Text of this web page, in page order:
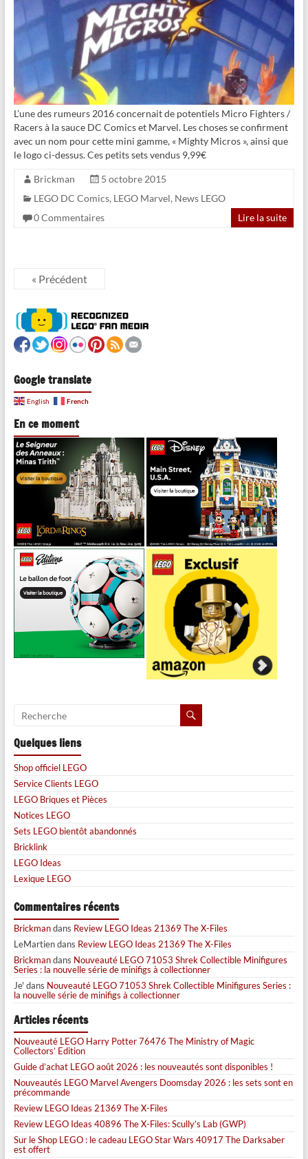
L’une des rumeurs 2016 concernait de potentiels Micro Fighters /
Racers à la sauce DC Comics et Marvel. Les choses se confirment
avec un nom pour cette mini gamme, « Mighty Micros », ainsi que
le logo ci-dessus. Ces petits sets vendus 9,99€
Brickman
5 octobre 2015
LEGO DC Comics, LEGO Marvel, News LEGO
0 Commentaires
Lire la suite
« Précédent
Google translate
English French
En ce moment
Quelques liens
Shop officiel LEGO
Service Clients LEGO
LEGO Briques et Pièces
Notices LEGO
Sets LEGO bientôt abandonnés
Bricklink
LEGO Ideas
Lexique LEGO
Commentaires récents
Brickmandans Review LEGO Ideas 21369 The X-Files
LeMartiendans Review LEGO Ideas 21369 The X-Files
Brickmandans Nouveauté LEGO 71053 Shrek Collectible Minifigures
Series : la nouvelle série de minifigs à collectionner
Je' dans Nouveauté LEGO 71053 Shrek Collectible Minifigures Series :
la nouvelle série de minifigs à collectionner
Articles récents
Nouveauté LEGO Harry Potter 76476 The Ministry of Magic
Collectors’ Edition
Guide d’achat LEGO août 2026 : les nouveautés sont disponibles !
Nouveautés LEGO Marvel Avengers Doomsday 2026 : les sets sont en
précommande
Review LEGO Ideas 21369 The X-Files
Review LEGO Ideas 40896 The X-Files: Scully’s Lab (GWP)
Sur le Shop LEGO : le cadeau LEGO Star Wars 40917 The Darksaber
est offert